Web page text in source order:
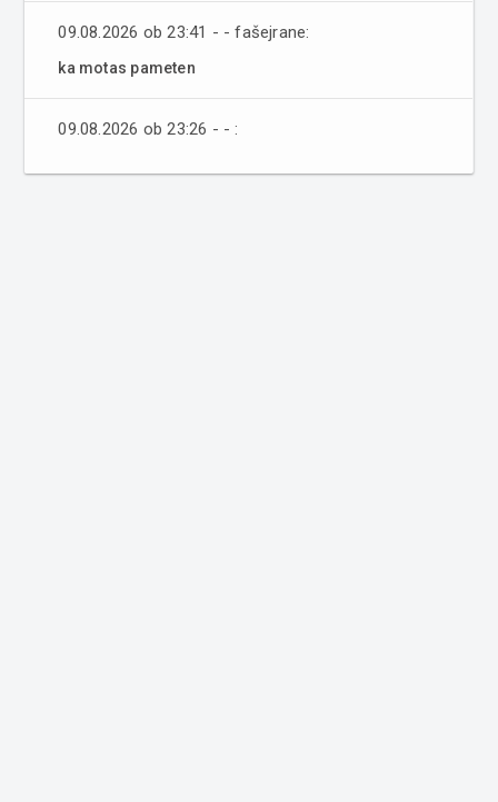
09.08.2026 ob 23:41 - - fašejrane:
ka motas pameten
09.08.2026 ob 23:26 - - :